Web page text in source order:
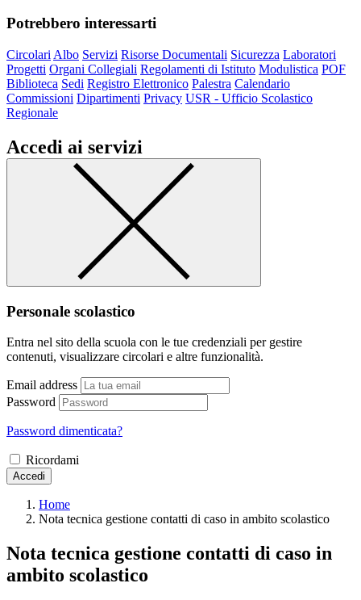
Potrebbero interessarti
Circolari Albo Servizi Risorse Documentali Sicurezza Laboratori
Progetti Organi Collegiali Regolamenti di Istituto Modulistica POF
Biblioteca Sedi Registro Elettronico Palestra Calendario
Commissioni Dipartimenti Privacy USR - Ufficio Scolastico
Regionale
Accedi ai servizi
Personale scolastico
Entra nel sito della scuola con le tue credenziali per gestire
contenuti, visualizzare circolari e altre funzionalità.
Email address
Password
Password dimenticata?
Ricordami
Accedi
Home
Nota tecnica gestione contatti di caso in ambito scolastico
Nota tecnica gestione contatti di caso in
ambito scolastico